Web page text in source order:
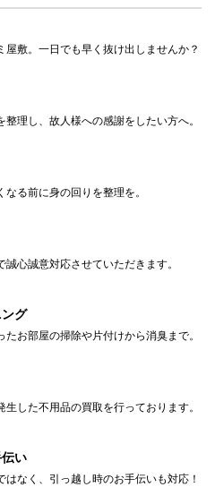
屋敷。一日でも早く抜け出しませんか？
理し、故人様への感謝をしたい方へ。
る前に身の回りを整理を。
心誠意対応させていただきます。
グ
お部屋の掃除や片付けから消臭まで。
した不用品の買取を行っております。
い
はなく、引っ越し時のお手伝いも対応！